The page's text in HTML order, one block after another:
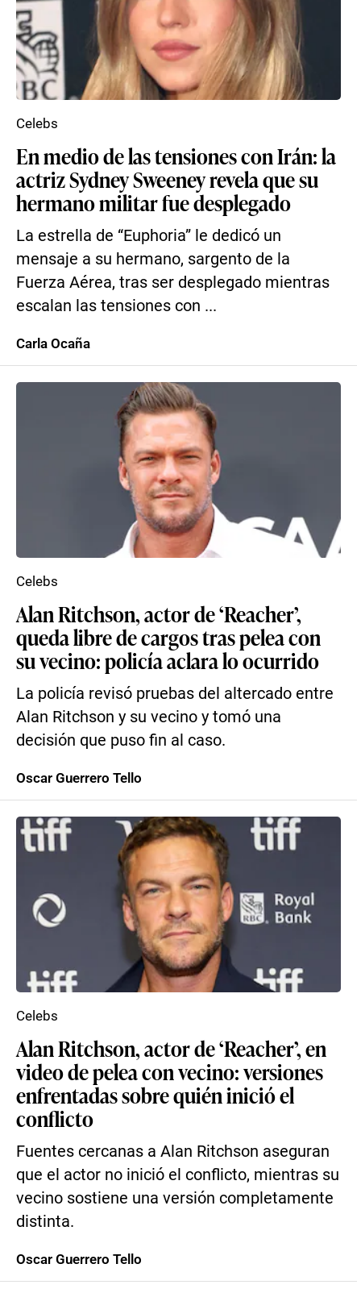
En medio de las tensiones con Irán: la
actriz Sydney Sweeney revela que su
hermano militar fue desplegado
La estrella de “Euphoria” le dedicó un
mensaje a su hermano, sargento de la
Fuerza Aérea, tras ser desplegado mientras
escalan las tensiones con ...
Celebs
Carla Ocaña
Alan Ritchson, actor de ‘Reacher’,
queda libre de cargos tras pelea con
su vecino: policía aclara lo ocurrido
La policía revisó pruebas del altercado entre
Alan Ritchson y su vecino y tomó una
decisión que puso fin al caso.
Celebs
Oscar Guerrero Tello
Alan Ritchson, actor de ‘Reacher’, en
video de pelea con vecino: versiones
enfrentadas sobre quién inició el
conflicto
Fuentes cercanas a Alan Ritchson aseguran
que el actor no inició el conflicto, mientras su
vecino sostiene una versión completamente
distinta.
Celebs
Oscar Guerrero Tello